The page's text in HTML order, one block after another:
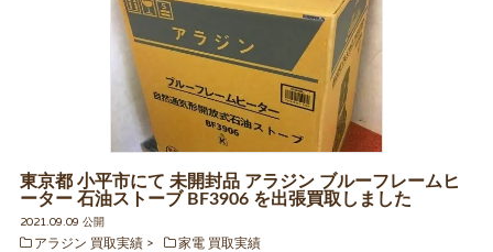
東京都 小平市にて 未開封品 アラジン ブルーフレームヒ
ーター 石油ストーブ BF3906 を出張買取しました
2021.09.09 公開
アラジン 買取実績
家電 買取実績